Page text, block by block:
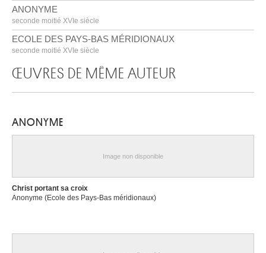
ANONYME
seconde moitié XVIe siècle
ECOLE DES PAYS-BAS MÉRIDIONAUX
seconde moitié XVIe siècle
ŒUVRES DE MÊME AUTEUR
ANONYME
Image non disponible
Christ portant sa croix
Anonyme (Ecole des Pays-Bas méridionaux)